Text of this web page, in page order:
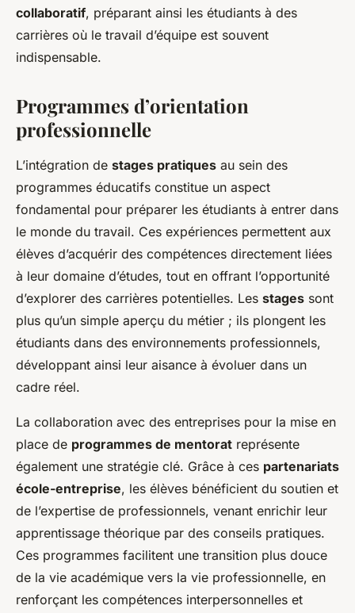
collaboratif, préparant ainsi les étudiants à des
carrières où le travail d’équipe est souvent
indispensable.
Programmes d’orientation
professionnelle
L’intégration de stages pratiques au sein des
programmes éducatifs constitue un aspect
fondamental pour préparer les étudiants à entrer dans
le monde du travail. Ces expériences permettent aux
élèves d’acquérir des compétences directement liées
à leur domaine d’études, tout en offrant l’opportunité
d’explorer des carrières potentielles. Les stages sont
plus qu’un simple aperçu du métier ; ils plongent les
étudiants dans des environnements professionnels,
développant ainsi leur aisance à évoluer dans un
cadre réel.
La collaboration avec des entreprises pour la mise en
place de programmes de mentorat représente
également une stratégie clé. Grâce à ces partenariats
école-entreprise, les élèves bénéficient du soutien et
de l’expertise de professionnels, venant enrichir leur
apprentissage théorique par des conseils pratiques.
Ces programmes facilitent une transition plus douce
de la vie académique vers la vie professionnelle, en
renforçant les compétences interpersonnelles et